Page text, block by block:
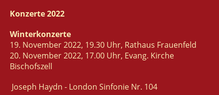
Konzerte 2022
Winterkonzerte
19. November 2022, 19.30 Uhr, Rathaus Frauenfeld
20. November 2022, 17.00 Uhr, Evang. Kirche
Bischofszell
Joseph Haydn - London Sinfonie Nr. 104